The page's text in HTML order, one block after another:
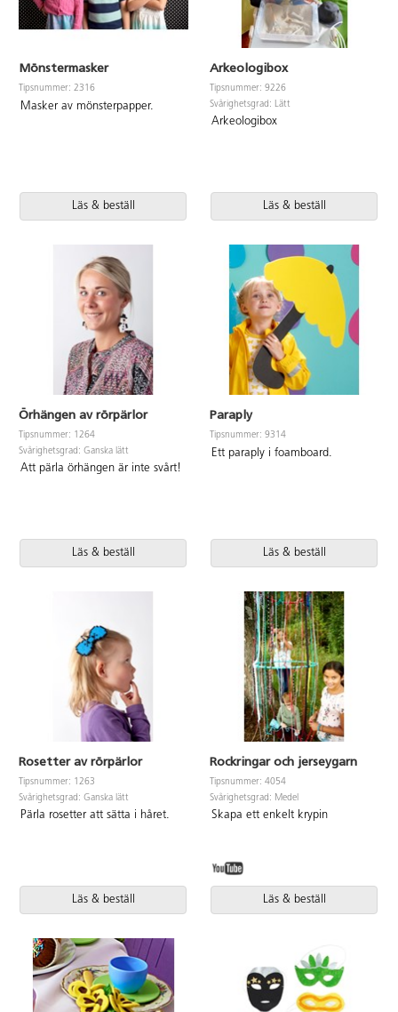
Mönstermasker
Tipsnummer: 2316
Masker av mönsterpapper.
Läs & beställ
Arkeologibox
Tipsnummer: 9226
Svårighetsgrad: Lätt
Arkeologibox
Läs & beställ
Örhängen av rörpärlor
Tipsnummer: 1264
Svårighetsgrad: Ganska lätt
Att pärla örhängen är inte svårt!
Läs & beställ
Paraply
Tipsnummer: 9314
Ett paraply i foamboard.
Läs & beställ
Rosetter av rörpärlor
Tipsnummer: 1263
Svårighetsgrad: Ganska lätt
Pärla rosetter att sätta i håret.
Läs & beställ
Rockringar och jerseygarn
Tipsnummer: 4054
Svårighetsgrad: Medel
Skapa ett enkelt krypin
Läs & beställ